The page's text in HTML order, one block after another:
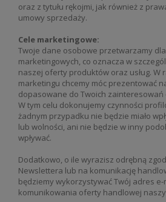
oraz z tytułu rękojmi, jak również z
umowy sprzedaży.
Cele marketingowe:
Twoje dane osobowe przetwarzamy
marketingowych, co oznacza w
naszej oferty produktów oraz usług. W
marketingu chcemy móc prezentować
dopasowane do Twoich
W tym celu dokonujemy czynności
żadnym przypadku nie będzie miało
lub wolności, ani nie będzie w inny
wpływać.
Dodatkowo, o ile wyrazisz odrębną
Newslettera lub na komunikację
będziemy wykorzystywać Twój adres e-
komunikowania oferty handlowej